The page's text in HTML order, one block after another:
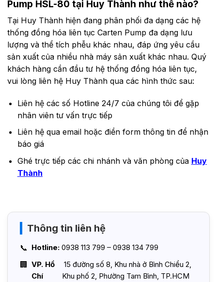
(MM)
MOTOR
POWER
(KW)
22.0
76.2
89
45.0
Pump HSL-80 tại Huy Thành như thế nào?
Tại Huy Thành hiện đang phân phối đa dạng các hệ
thống đồng hóa liên tục Carten Pump đa dạng lưu
lượng và thể tích phễu khác nhau, đáp ứng yêu cầu
sản xuất của nhiều nhà máy sản xuất khác nhau. Quý
khách hàng cần đầu tư hệ thống đồng hóa liên tục,
vui lòng liên hệ Huy Thành qua các hình thức sau:
Liên hệ các số Hotline 24/7 của chúng tôi để gặp
nhân viên tư vấn trực tiếp
Liên hệ qua email hoặc điền form thông tin để nhận
báo giá
Ghé trực tiếp các chi nhánh và văn phòng của Huy
Thành
Thông tin liên hệ
Hotline: 0938 113 799 – 0938 134 799
VP. Hồ
Chí
15 đường số 8, Khu nhà ở Bình Chiểu 2,
Khu phố 2, Phường Tam Bình, TP.HCM